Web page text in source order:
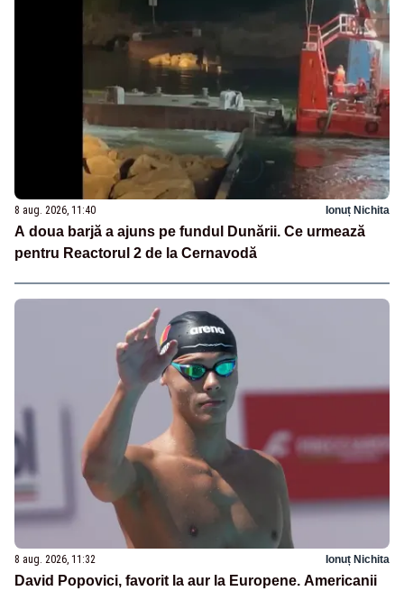
8 aug. 2026, 11:40 Ionuț Nichita
A doua barjă a ajuns pe fundul Dunării. Ce urmează
pentru Reactorul 2 de la Cernavodă
8 aug. 2026, 11:32 Ionuț Nichita
David Popovici, favorit la aur la Europene. Americanii